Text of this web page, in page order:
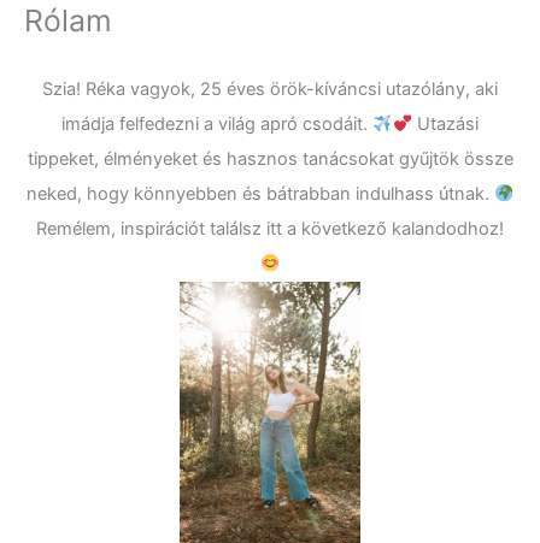
Rólam
Szia! Réka vagyok, 25 éves örök-kíváncsi utazólány, aki
imádja felfedezni a világ apró csodáit.
Utazási
tippeket, élményeket és hasznos tanácsokat gyűjtök össze
neked, hogy könnyebben és bátrabban indulhass útnak.
Remélem, inspirációt találsz itt a következő kalandodhoz!